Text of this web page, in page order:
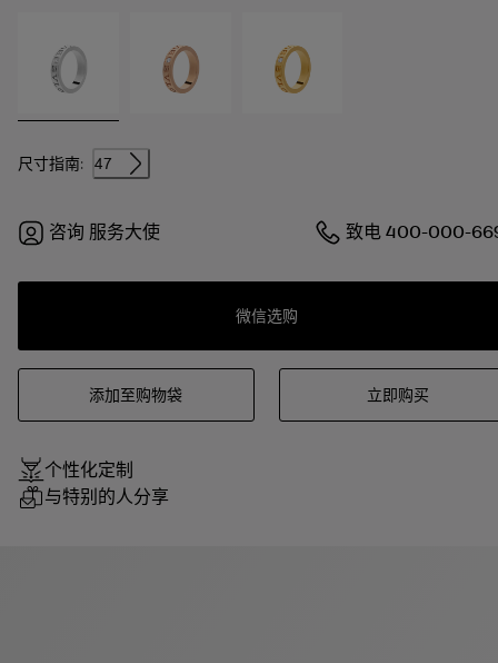
尺寸指南: 47
咨询 服务大使 致电400-000-
微信选购
添加至购物袋 立即购买
个性化定制
与特别的人分享